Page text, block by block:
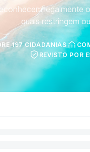
quais restringem
197 CIDADANIAS
REVISTO POR